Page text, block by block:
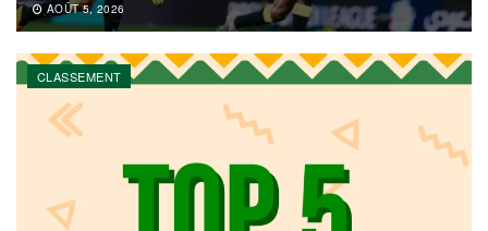
AOÛT 5, 2026
CLASSEMENT